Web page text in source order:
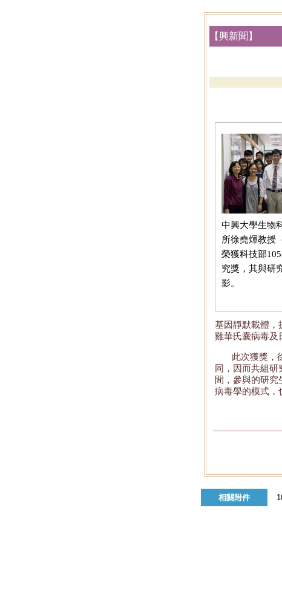
【興新聞】
中興大學生物
所徐堯煇教授
榮獲科技部
究獎，其與研
影。
基因靜默載體，
雞華氏囊病毒及
此次獲獎，
同，因而共組
間，參與的研
病毒學的模式，
相關附件